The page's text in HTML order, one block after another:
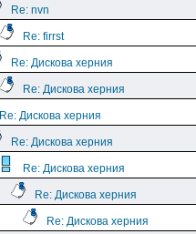
Re: nvn
Re: firrst
Re: Дискова херния
Re: Дискова херния
Re: Дискова херния
Re: Дискова херния
Re: Дискова херния
Re: Дискова херния
Re: Дискова херния